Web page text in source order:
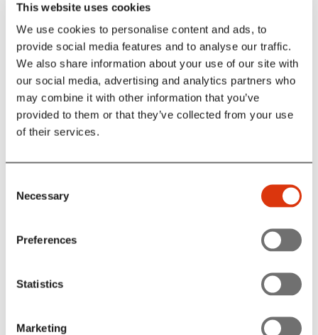
This website uses cookies
We use cookies to personalise content and ads, to
provide social media features and to analyse our traffic.
We also share information about your use of our site with
our social media, advertising and analytics partners who
may combine it with other information that you’ve
provided to them or that they’ve collected from your use
of their services.
Selection
Necessary
Preferences
Statistics
Marketing
Museets adresse er Fængselsvej 2, 1. sal., lige ved siden
af fængslet
Entre kr. 25., kontant eller MobilePay ved indgangen.
Målgruppe 10+ (for interessen især)
fængslet.
- her kan du bestille rundvisning til de fleste
weekender kl. 12.00 og 14.30.